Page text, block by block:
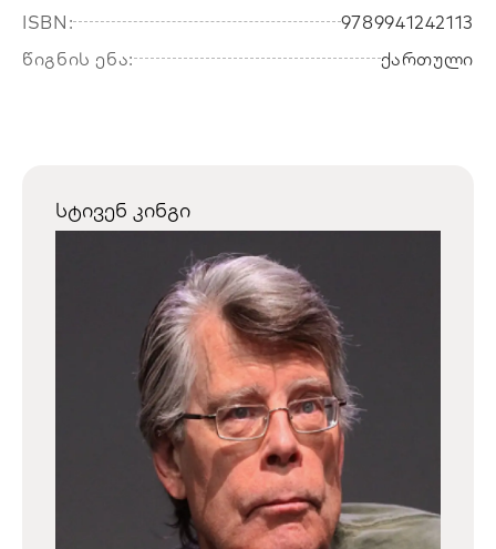
ISBN:
9789941242113
წიგნის ენა:
ქართული
სტივენ კინგი